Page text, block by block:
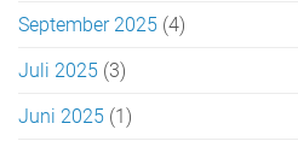
September 2025 (4)
Juli 2025 (3)
Juni 2025 (1)